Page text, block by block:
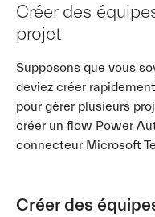
Créer des
projet
Supposons que vous
deviez créer
pour gérer plusieurs
créer un flow Power
connecteur Microsoft
Créer des